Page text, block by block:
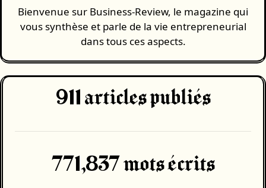
Bienvenue sur Business-Review, le magazine qui
vous synthèse et parle de la vie entrepreneurial
dans tous ces aspects.
911 articles publiés
771,837 mots écrits